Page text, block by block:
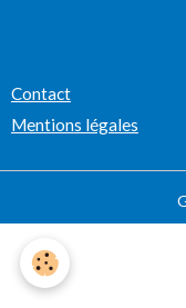
Contact
Mentions légales